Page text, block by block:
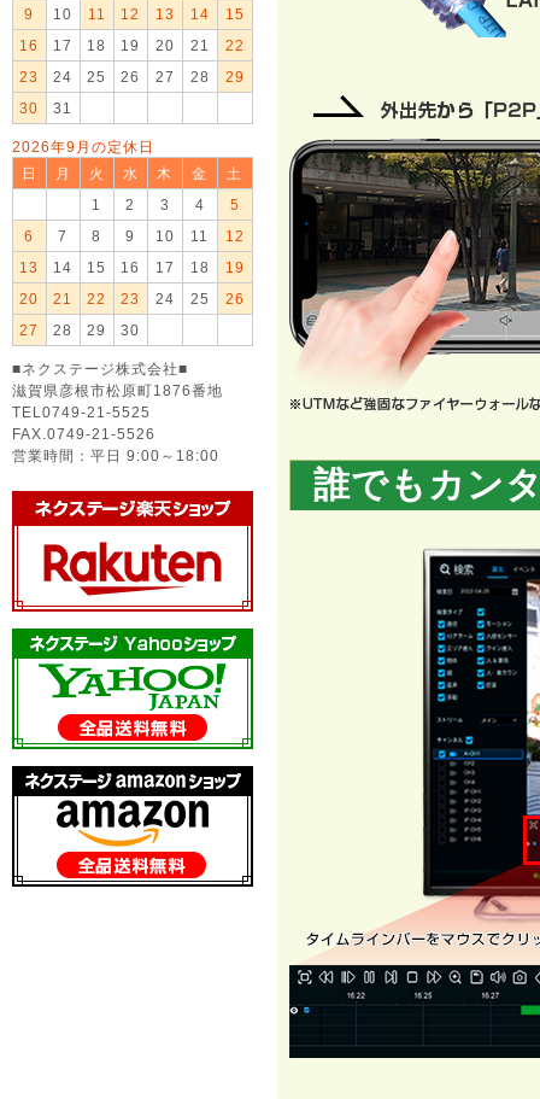
9
10 11 12 13 14
15
16
17 18 19 20 21
22
23
24 25 26 27 28
29
30
31
2026年9月の定休日
日
月 火 水 木 金
土
1
2 3 4
5
6
7 8 9 10 11
12
13
14 15 16 17 18
19
20
21 22 23 24 25
26
27
28 29 30
■ネクステージ株式会社■
滋賀県彦根市松原町1876番地
TEL0749-21-5525
FAX.0749-21-5526
営業時間：平日 9:00～18:00
誰でもカン